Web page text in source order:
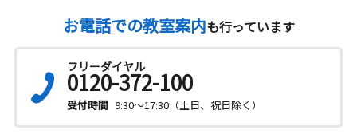
お電話での教室案内も行っています
フリーダイヤル
0120-372-100
受付時間 9:30～17:30（土日、祝日除く）